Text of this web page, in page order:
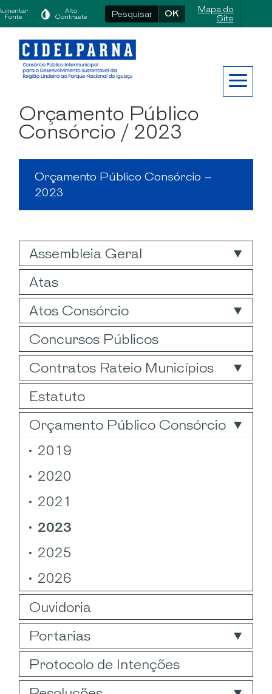
Fonte
Alto
Contraste OK
Mapa do
Site
Assembleia Geral
Atas
Atos Consórcio
Concursos Públicos
Contratos Rateio Municípios
Estatuto
Orçamento Público Consórcio
2019
2020
2021
2023
2025
2026
Ouvidoria
Portarias
Protocolo de Intenções
Orçamento Público
Consórcio / 2023
Orçamento Público Consórcio –
2023